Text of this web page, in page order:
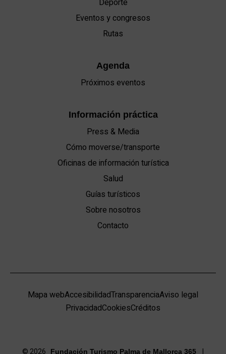
Deporte
Eventos y congresos
Rutas
Agenda
Próximos eventos
Información práctica
Press & Media
Cómo moverse/transporte
Oficinas de información turística
Salud
Guías turísticos
Sobre nosotros
Contacto
Mapa webAccesibilidadTransparenciaAviso legal
PrivacidadCookiesCréditos
© 2026 Fundación Turismo Palma de Mallorca 365 |